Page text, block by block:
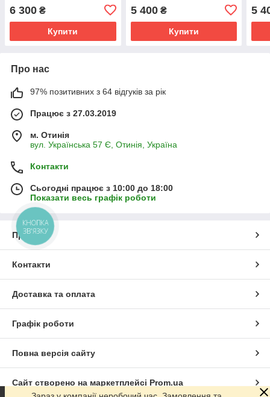
6 300 ₴
Купити
5 400₴
Купити
5
Про нас
97% позитивних з 64 відгуків за рік
Працює з 27.03.2019
м. Отинія
вул. Українська 57 Є, Отинія, Україна
Контакти
Сьогодні працює з 10:00 до 18:00
Показати весь графік роботи
Про нас
Контакти
Доставка та оплата
Графік роботи
Повна версія сайту
Сайт створено на маркетплейсі Prom.ua
КНОПКА
ЗВ'ЯЗКУ